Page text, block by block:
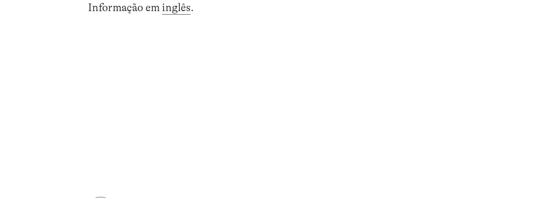
Informação eminglês.